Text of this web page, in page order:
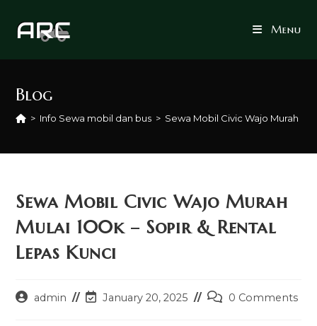
Menu
Blog
> Info Sewa mobil dan bus > Sewa Mobil Civic Wajo Murah
Sewa Mobil Civic Wajo Murah
Mulai 100k – Sopir & Rental
Lepas Kunci
Postadmin
PostJanuary 20, 2025
Post0 Comments